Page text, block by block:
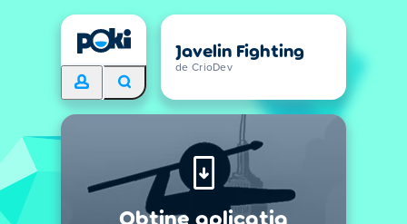
Javelin Fighting
de CrioDev
Obține aplicația